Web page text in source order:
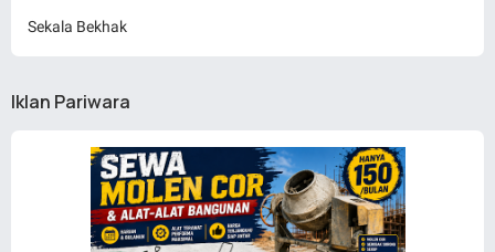
Sekala Bekhak
Iklan Pariwara